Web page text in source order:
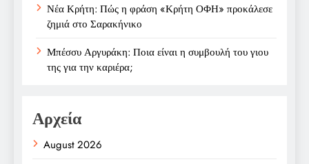
Νέα Κρήτη: Πώς η φράση «Κρήτη ΟΦΗ» προκάλεσε
ζημιά στο Σαρακήνικο
Μπέσσυ Αργυράκη: Ποια είναι η συμβουλή του γιου
της για την καριέρα;
Αρχεία
August 2026